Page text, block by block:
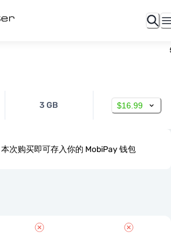
3 GB $16.99
本次购买即可存入你的 MobiPay 钱包